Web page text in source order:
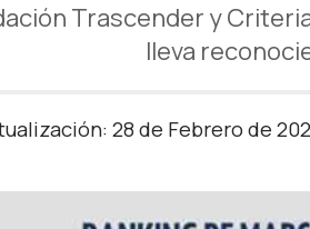
Trascender y
lleva
28 de Febrero de